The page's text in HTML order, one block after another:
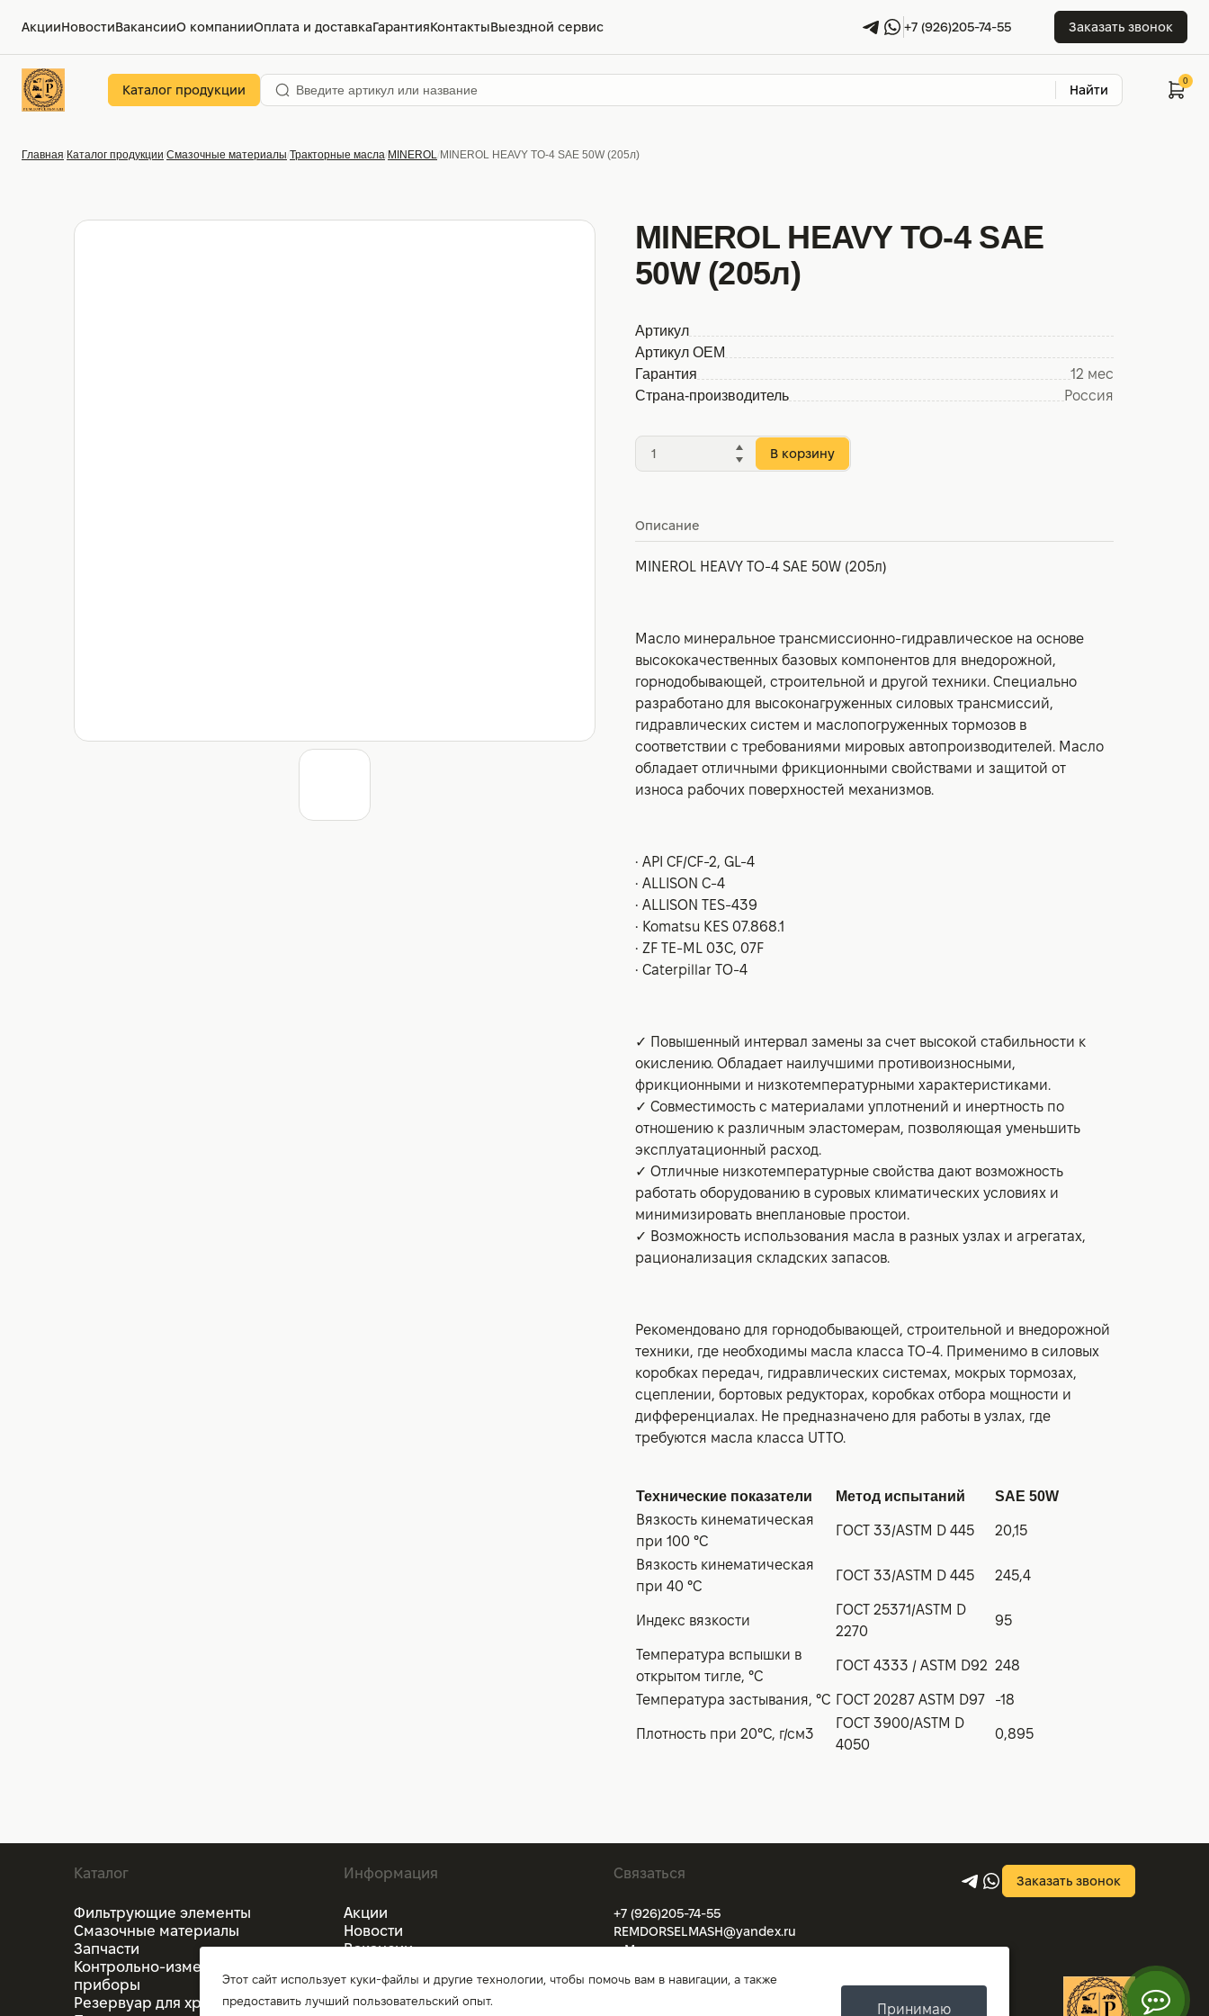
АкцииНовостиВакансииО компанииОплата и доставкаГарантияКонтактыВыездной сервис +7 (926)205-74-55 Заказать звонок
Каталог продукции Найти
Главная Каталог продукции Смазочные материалы Тракторные масла MINEROL MINEROL HEAVY TO-4 SAE 50W (205л)
MINEROL HEAVY TO-4 SAE
50W (205л)
Артикул
Артикул OEM
Гарантия
12 мес
Страна-производитель
Россия
В корзину
Описание
MINEROL HEAVY TO-4 SAE 50W (205л)
Масло минеральное трансмиссионно-гидравлическое на основе
высококачественных базовых компонентов для внедорожной,
горнодобывающей, строительной и другой техники. Специально
разработано для высоконагруженных силовых трансмиссий,
гидравлических систем и маслопогруженных тормозов в
соответствии с требованиями мировых автопроизводителей. Масло
обладает отличными фрикционными свойствами и защитой от
износа рабочих поверхностей механизмов.
• API CF/CF-2, GL-4
• ALLISON C-4
• ALLISON TES-439
• Komatsu KES 07.868.1
• ZF TE-ML 03C, 07F
• Caterpillar TO-4
✓ Повышенный интервал замены за счет высокой стабильности к
окислению. Обладает наилучшими противоизносными,
фрикционными и низкотемпературными характеристиками.
✓ Совместимость с материалами уплотнений и инертность по
отношению к различным эластомерам, позволяющая уменьшить
эксплуатационный расход.
✓ Отличные низкотемпературные свойства дают возможность
работать оборудованию в суровых климатических условиях и
минимизировать внеплановые простои.
✓ Возможность использования масла в разных узлах и агрегатах,
рационализация складских запасов.
Рекомендовано для горнодобывающей, строительной и внедорожной
техники, где необходимы масла класса TO-4. Применимо в силовых
коробках передач, гидравлических системах, мокрых тормозах,
сцеплении, бортовых редукторах, коробках отбора мощности и
дифференциалах. Не предназначено для работы в узлах, где
требуются масла класса UTTO.
Технические показатели Метод испытаний
SAE 50W
Вязкость кинематическая
при 100 °С
ГОСТ 33/ASTM D 445 20,15
Вязкость кинематическая
при 40 °С
ГОСТ 33/ASTM D 445 245,4
Индекс вязкости
ГОСТ 25371/ASTM D
2270
95
Температура вспышки в
открытом тигле, °С
ГОСТ 4333 / ASTM D92 248
Температура застывания, °С ГОСТ 20287 ASTM D97 -18
Плотность при 20°С, г/см3
ГОСТ 3900/ASTM D
4050
0,895
Каталог
Фильтрующие элементы
Смазочные материалы
Запчасти
Контрольно-измерительные
приборы
Резервуар для хранения
Информация
Акции
Новости
Вакансии
Оплата и доставка
Гарантия
Связаться
+7 (926)205-74-55
REMDORSELMASH@yandex.ru
г. Москва
Заказать звонок
Этот сайт использует куки-файлы и другие технологии, чтобы помочь вам в навигации, а также
предоставить лучший пользовательский опыт.
Принимаю